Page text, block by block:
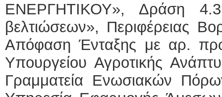
ΕΝΕΡΓΗΤΙΚΟΥ», Δράση
βελτιώσεων», Περιφέρειας
Απόφαση Ένταξης με αρ.
Υπουργείου Αγροτικής
Γραμματεία Ενωσιακών